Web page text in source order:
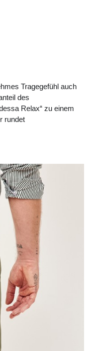
Tragegefühl auch
des
Relax“ zu einem
rundet